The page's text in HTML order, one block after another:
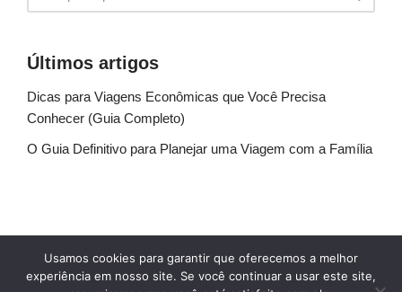
Últimos artigos
Dicas para Viagens Econômicas que Você Precisa
Conhecer (Guia Completo)
O Guia Definitivo para Planejar uma Viagem com a Família
Sobre Nós Fale conosco
Política de Privacidade
Termos de uso
Glossário Blog
Usamos cookies para garantir que oferecemos a melhor
experiência em nosso site. Se você continuar a usar este site,